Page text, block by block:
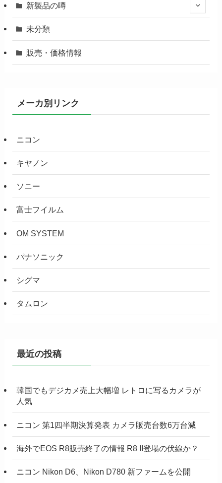
新製品の噂
未分類
販売・価格情報
メーカ別リンク
ニコン
キヤノン
ソニー
富士フイルム
OM SYSTEM
パナソニック
シグマ
タムロン
最近の投稿
韓国でもデジカメ売上大幅増 レトロに写るカメラが
人気
ニコン 第1四半期決算発表 カメラ販売台数6万台減
海外でEOS R8販売終了の情報 R8 II登場の伏線か？
ニコン Nikon D6、Nikon D780 新ファームを公開